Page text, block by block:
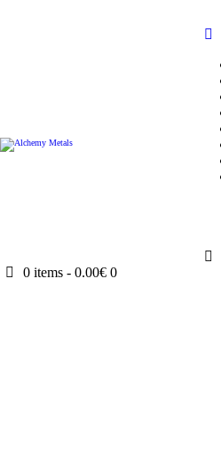
0 items -0.00€ 0